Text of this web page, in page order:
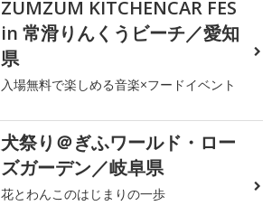
ZUMZUM KITCHENCAR FES
in 常滑りんくうビーチ／愛知
県
入場無料で楽しめる音楽×フードイベント
犬祭り＠ぎふワールド・ロー
ズガーデン／岐阜県
花とわんこのはじまりの一歩